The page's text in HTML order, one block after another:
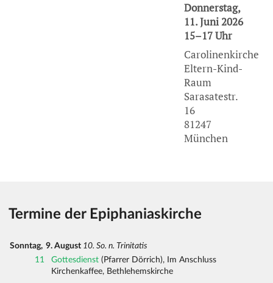
Donnerstag,
11. Juni 2026
15–17 Uhr
Carolinenkirche
Eltern-Kind-
Raum
Sarasatestr.
16
81247
München
Termine der Epiphaniaskirche
Sonntag, 9. August 10. So. n. Trinitatis
11
Gottesdienst (Pfarrer Dörrich), Im Anschluss
Kirchenkaffee, Bethlehemskirche